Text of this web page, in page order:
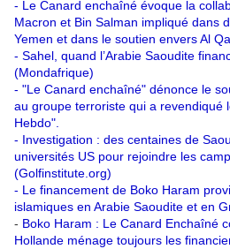
- Le Canard enchaîné évoque la
Macron et Bin Salman impliqué dans
Yemen et dans le soutien envers Al
- Sahel, quand l’Arabie Saoudite
(Mondafrique)
- "Le Canard enchaîné" dénonce le
au groupe terroriste qui a revendiqué
Hebdo".
- Investigation : des centaines de
universités US pour rejoindre les
(Golfinstitute.org)
- Le financement de Boko Haram
islamiques en Arabie Saoudite et en
- Boko Haram : Le Canard Enchaîné
Hollande ménage toujours les